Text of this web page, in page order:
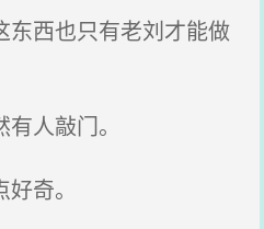
西也只有老刘才能做
人敲门。
奇。